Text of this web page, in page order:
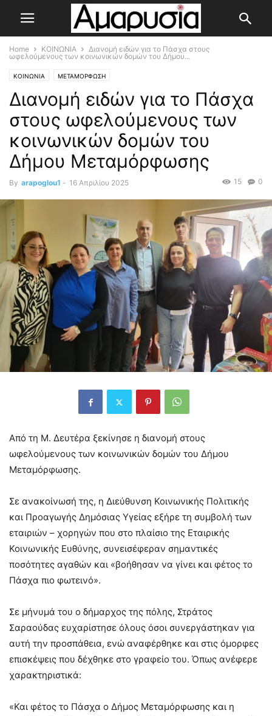
Home ΚΟΙΝΩΝΙΑ
Διανομή ειδών για το Πάσχα στους
ωφελούμενους των κοινωνικών δομών του Δήμου...
ΚΟΙΝΩΝΙΑ ΜΕΤΑΜΟΡΦΩΣΗ
Διανομή ειδών για το Πάσχα
στους ωφελούμενους των
κοινωνικών δομών του
Δήμου Μεταμόρφωσης
By arapoglou1 - 16 Απριλίου 2025 0
15
Από τη Μ. Δευτέρα ξεκίνησε η διανομή στους
ωφελούμενους των κοινωνικών δομών του Δήμου
Μεταμόρφωσης.
Σε ανακοίνωσή της, η Διεύθυνση Κοινωνικής Πολιτικής
και Προαγωγής Δημόσιας Υγείας εξήρε τη συμβολή των
εταιριών – χορηγών που στο πλαίσιο της Εταιρικής
Κοινωνικής Ευθύνης, συνεισέφεραν σημαντικές
ποσότητες αγαθών και «βοήθησαν να γίνει και φέτος το
Πάσχα πιο φωτεινό».
Σε μήνυμά του ο δήμαρχος της πόλης, Στράτος
Σαραούδας ευχαρίστησε όλους όσοι συνεργάστηκαν για
αυτή την προσπάθεια, ενώ αναφέρθηκε και στις όμορφες
επισκέψεις που δέχθηκε στο γραφείο του. Όπως ανέφερε
χαρακτηριστικά:
«Και φέτος το Πάσχα ο Δήμος Μεταμόρφωσης και η